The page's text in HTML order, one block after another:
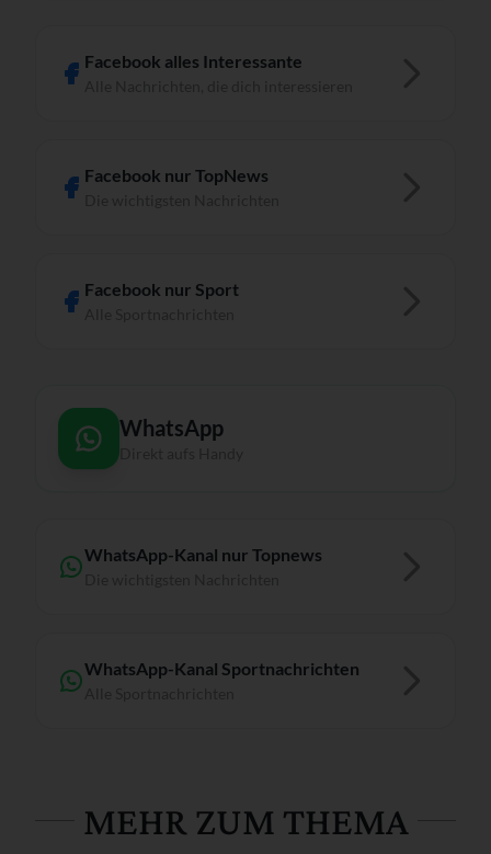
Facebook alles Interessante
Facebook nur TopNews
Facebook nur Sport
WhatsApp
WhatsApp-Kanal nur Topnews
WhatsApp-Kanal Sportnachrichten
MEHR ZUM THEMA